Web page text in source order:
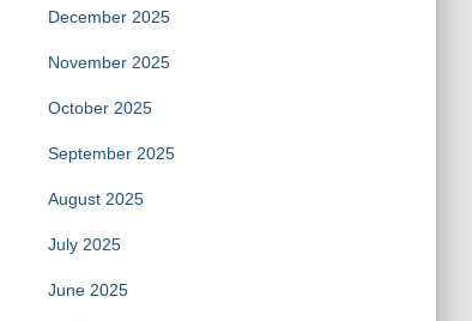
December 2025
November 2025
October 2025
September 2025
August 2025
July 2025
June 2025